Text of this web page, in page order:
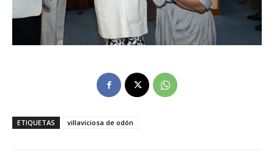
ETIQUETAS villaviciosa de odón